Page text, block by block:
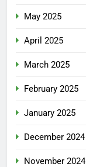
May 2025
April 2025
March 2025
February 2025
January 2025
December 2024
November 2024